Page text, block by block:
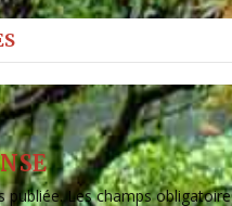
publiée. Les champs